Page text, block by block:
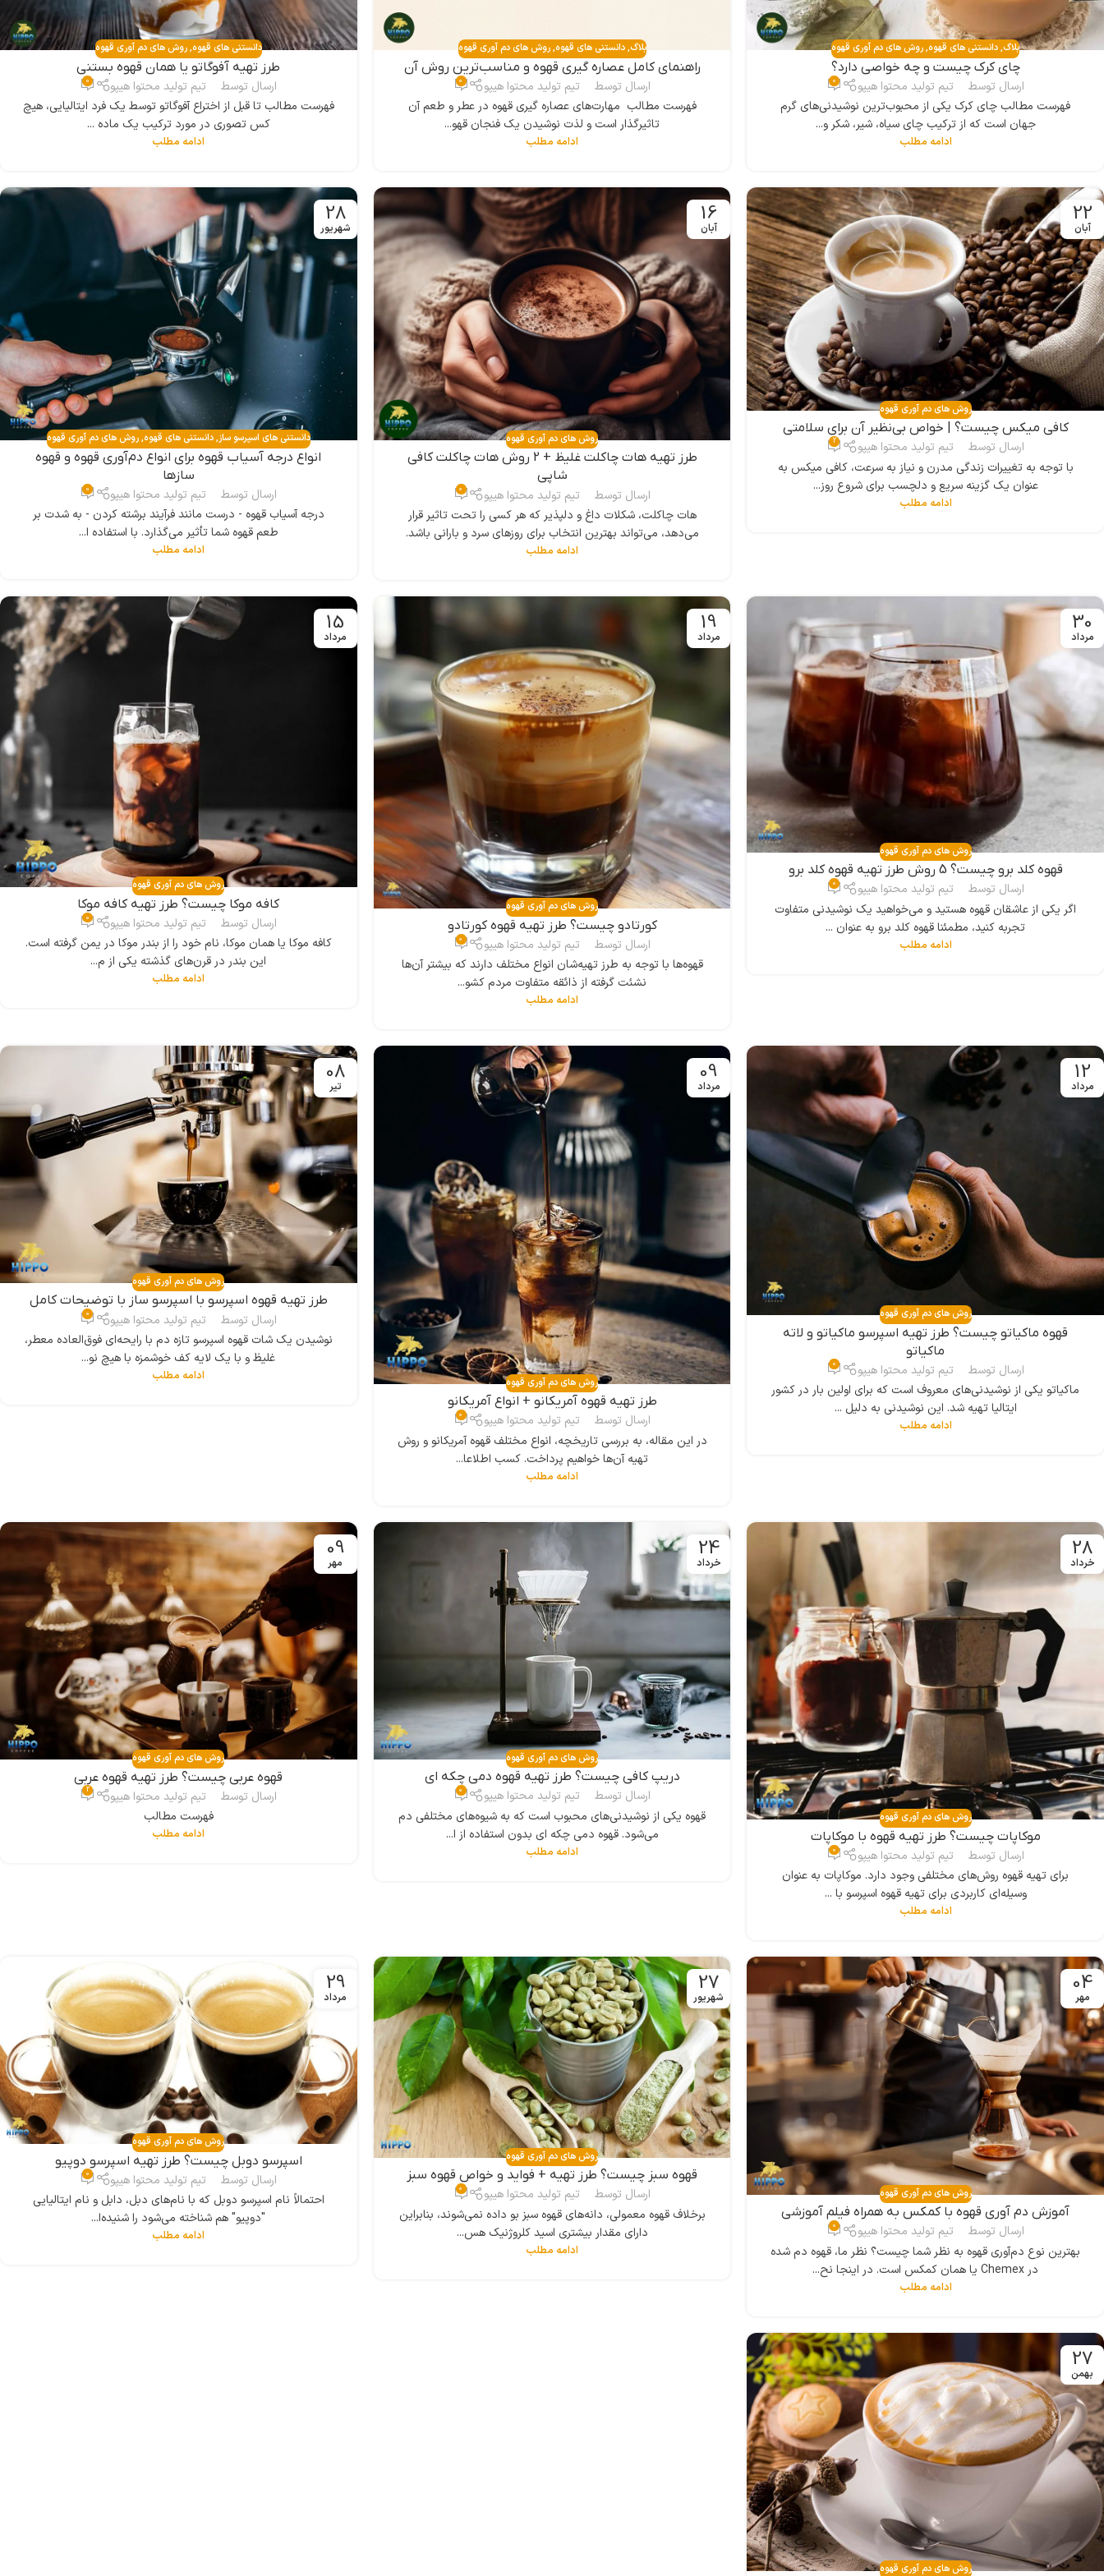
بلاگ,دانستنی های قهوه,روش های دم آوری قهوه
چای کرک چیست و چه خواصی دارد؟
ارسال توسط تیم تولید محتوا هیپو 0
فهرست مطالب چای کرک یکی از محبوب‌ترین نوشیدنی‌های گرم
جهان است که از ترکیب چای سیاه، شیر، شکر و...
ادامه مطلب
بلاگ,دانستنی های قهوه,روش های دم آوری قهوه
راهنمای کامل عصاره‌ گیری قهوه و مناسب‌ترین روش آن
ارسال توسط تیم تولید محتوا هیپو 0
فهرست مطالب مهارت‌های عصاره‌ گیری قهوه در عطر و طعم آن
تاثیرگذار است و لذت نوشیدن یک فنجان قهو...
ادامه مطلب
دانستنی های قهوه,روش های دم آوری قهوه
طرز تهیه آفوگاتو یا همان قهوه بستنی
ارسال توسط تیم تولید محتوا هیپو 0
فهرست مطالب تا قبل از اختراع آفوگاتو توسط یک فرد ایتالیایی، هیچ
کس تصوری در مورد ترکیب یک ماده ...
ادامه مطلب
22
آبان
روش های دم آوری قهوه
کافی میکس چیست؟ | خواص بی‌نظیر آن برای سلامتی
ارسال توسط تیم تولید محتوا هیپو 2
با توجه به تغییرات زندگی مدرن و نیاز به سرعت، کافی میکس به
عنوان یک گزینه سریع و دلچسب برای شروع روز...
ادامه مطلب
16
آبان
روش های دم آوری قهوه
طرز تهیه هات چاکلت غلیظ + 2 روش هات چاکلت کافی
شاپی
ارسال توسط تیم تولید محتوا هیپو 0
هات چاکلت، شکلات داغ و دلپذیر که هر کسی را تحت تاثیر قرار
می‌دهد، می‌تواند بهترین انتخاب برای روزهای سرد و بارانی باشد.
ادامه مطلب
28
شهریور
دانستنی های اسپرسو ساز,دانستنی های قهوه,روش های دم آوری قهوه
انواع درجه آسیاب قهوه برای انواع دم‌آوری قهوه و قهوه
ساز‌ها
ارسال توسط تیم تولید محتوا هیپو 0
درجه آسیاب قهوه - درست مانند فرآیند برشته کردن - به شدت بر
طعم قهوه شما تأثیر می‌گذارد. با استفاده ا...
ادامه مطلب
30
مرداد
روش های دم آوری قهوه
قهوه کلد برو چیست؟ 5 روش طرز تهیه قهوه کلد برو
ارسال توسط تیم تولید محتوا هیپو 0
اگر یکی از عاشقان قهوه هستید و می‌خواهید یک نوشیدنی متفاوت
تجربه کنید، مطمئنا قهوه کلد برو به عنوان ...
ادامه مطلب
19
مرداد
روش های دم آوری قهوه
کورتادو چیست؟ طرز تهیه قهوه کورتادو
ارسال توسط تیم تولید محتوا هیپو 0
قهوه‌ها با توجه به طرز تهیه‌شان انواع مختلف دارند که بیشتر آن‌ها
نشئت گرفته از ذائقه متفاوت مردم کشو...
ادامه مطلب
15
مرداد
روش های دم آوری قهوه
کافه موکا چیست؟ طرز تهیه کافه موکا
ارسال توسط تیم تولید محتوا هیپو 0
کافه موکا یا همان موکا، نام خود را از بندر موکا در یمن گرفته است.
این بندر در قرن‌های گذشته یکی از م...
ادامه مطلب
12
مرداد
روش های دم آوری قهوه
قهوه ماکیاتو چیست؟ طرز تهیه اسپرسو ماکیاتو و لاته
ماکیاتو
ارسال توسط تیم تولید محتوا هیپو 0
ماکیاتو یکی از نوشیدنی‌های معروف است که برای اولین بار در کشور
ایتالیا تهیه شد. این نوشیدنی به دلیل ...
ادامه مطلب
09
مرداد
روش های دم آوری قهوه
طرز تهیه قهوه آمریکانو + انواع آمریکانو
ارسال توسط تیم تولید محتوا هیپو 0
در این مقاله، به بررسی تاریخچه، انواع مختلف قهوه آمریکانو و روش
تهیه آن‌ها خواهیم پرداخت. کسب اطلاعا...
ادامه مطلب
08
تیر
روش های دم آوری قهوه
طرز تهیه قهوه اسپرسو با اسپرسو ساز با توضیحات کامل
ارسال توسط تیم تولید محتوا هیپو 0
نوشیدن یک شات قهوه اسپرسو تازه دم با رایحه‌ای فوق‌العاده معطر،
غلیظ و با یک لایه کف خوشمزه با هیچ نو...
ادامه مطلب
28
خرداد
روش های دم آوری قهوه
موکاپات چیست؟ طرز تهیه قهوه با موکاپات
ارسال توسط تیم تولید محتوا هیپو 0
برای تهیه قهوه روش‌های مختلفی وجود دارد. موکاپات به عنوان
وسیله‌ای کاربردی برای تهیه قهوه اسپرسو با ...
ادامه مطلب
24
خرداد
روش های دم آوری قهوه
دریپ کافی چیست؟ طرز تهیه قهوه دمی چکه ای
ارسال توسط تیم تولید محتوا هیپو 0
قهوه یکی از نوشیدنی‌های محبوب است که به شیوه‌های مختلفی دم
می‌شود. قهوه دمی چکه ای بدون استفاده از ا...
ادامه مطلب
09
مهر
روش های دم آوری قهوه
قهوه عربی چیست؟ طرز تهیه قهوه عربی
ارسال توسط تیم تولید محتوا هیپو 2
فهرست مطالب
ادامه مطلب
04
مهر
روش های دم آوری قهوه
آموزش دم آوری قهوه با کمکس به همراه فیلم آموزشی
ارسال توسط تیم تولید محتوا هیپو 0
بهترین نوع دم‌آوری قهوه به نظر شما چیست؟ نظر ما، قهوه دم شده
در Chemex یا همان کمکس است. در اینجا نح...
ادامه مطلب
27
شهریور
روش های دم آوری قهوه
قهوه سبز چیست؟ طرز تهیه + فواید و خواص قهوه سبز
ارسال توسط تیم تولید محتوا هیپو 0
برخلاف قهوه معمولی، دانه‌های قهوه سبز بو داده نمی‌شوند، بنابراین
دارای مقدار بیشتری اسید کلروژنیک هس...
ادامه مطلب
29
مرداد
روش های دم آوری قهوه
اسپرسو دوبل چیست؟ طرز تهیه اسپرسو دوپیو
ارسال توسط تیم تولید محتوا هیپو 0
احتمالاً نام اسپرسو دوبل که با نام‌های دبل، دابل و نام ایتالیایی
"دوپیو" هم شناخته می‌شود را شنیده‌ا...
ادامه مطلب
27
بهمن
روش های دم آوری قهوه